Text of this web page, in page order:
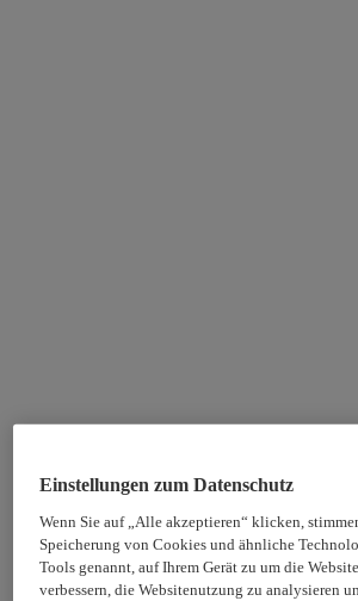
Einstellungen zum Datenschutz
Wenn Sie auf „Alle akzeptieren“ klicken,
Speicherung von Cookies und ähnliche
Tools genannt, auf Ihrem Gerät zu um die
verbessern, die Websitenutzung zu analysieren